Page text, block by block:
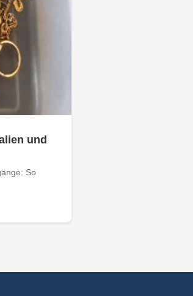
und
So